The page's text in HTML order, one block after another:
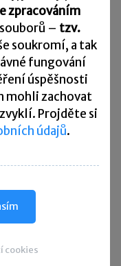
tu výhodu,
odbornou
při koncipování
komise Komory
vyslovit
na základě
zpracováním
– tzv.
soukromí, a tak
fungování
úspěšnosti
mohli zachovat
Projděte si
údajů.
cookies